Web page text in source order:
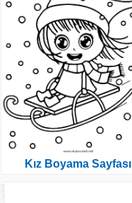
Kız Boyama Sayfası